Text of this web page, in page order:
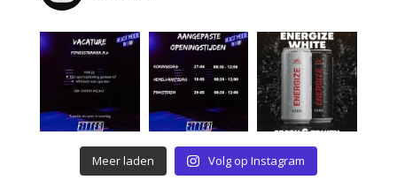
Meer laden Volg op Instagram